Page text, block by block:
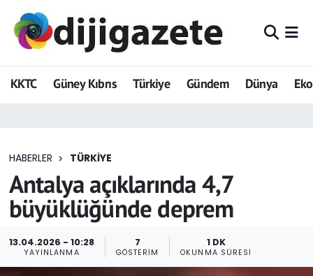
KKTC Güney Kıbrıs Türkiye Gündem Dünya
HABERLER TÜRKIYE
Antalya açıklarında 4,7
büyüklüğünde deprem
13.04.2026 - 10:28
YAYINLANMA
7
GÖSTERIM
1 DK
OKUNMA SÜRESI
ADVERTORIAL
Dijigazete
Eğitim
Ekonomi
GEZİ
Hava Durumu
Trafik Durumu
Tüm Manşetler
Son Dakika Haberleri